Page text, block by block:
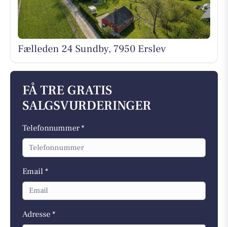
Fælleden 24 Sundby, 7950 Erslev
FÅ TRE GRATIS
SALGSVURDERINGER
Telefonnummer *
Email *
Adresse *